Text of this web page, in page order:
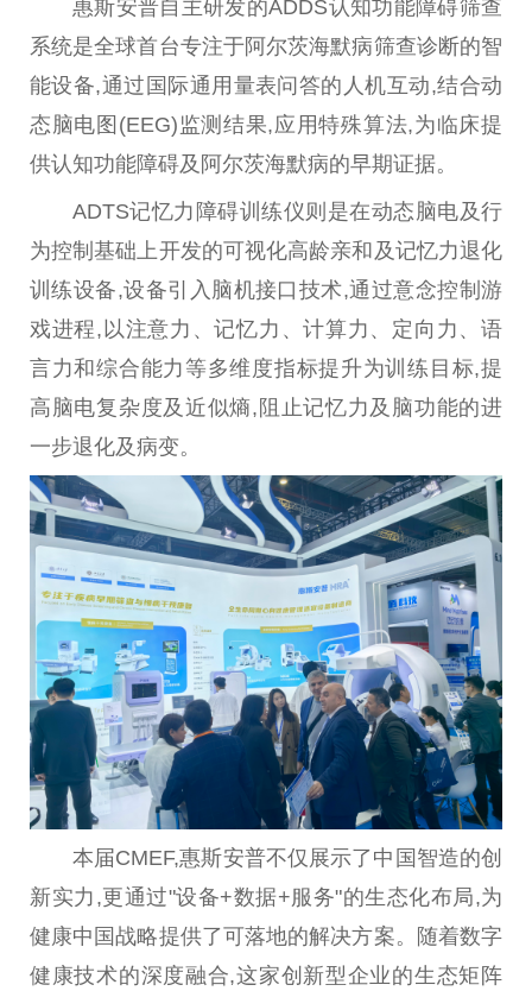
惠斯安普自主研发的ADDS认知功能障碍筛查
系统是全球首台专注于阿尔茨海默病筛查诊断的智
能设备,通过国际通用量表问答的人机互动,结合动
态脑电图(EEG)监测结果,应用特殊算法,为临床提
供认知功能障碍及阿尔茨海默病的早期证据。
ADTS记忆力障碍训练仪则是在动态脑电及行
为控制基础上开发的可视化高龄亲和及记忆力退化
训练设备,设备引入脑机接口技术,通过意念控制游
戏进程,以注意力、记忆力、计算力、定向力、语
言力和综合能力等多维度指标提升为训练目标,提
高脑电复杂度及近似熵,阻止记忆力及脑功能的进
一步退化及病变。
本届CMEF,惠斯安普不仅展示了中国智造的创
新实力,更通过"设备+数据+服务"的生态化布局,为
健康中国战略提供了可落地的解决方案。随着数字
健康技术的深度融合,这家创新型企业的生态矩阵